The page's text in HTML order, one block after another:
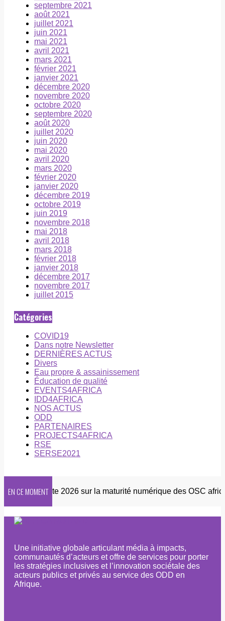
septembre 2021
août 2021
juillet 2021
juin 2021
mai 2021
avril 2021
mars 2021
février 2021
janvier 2021
décembre 2020
novembre 2020
octobre 2020
septembre 2020
août 2020
juillet 2020
juin 2020
mai 2020
avril 2020
mars 2020
février 2020
janvier 2020
décembre 2019
octobre 2019
juin 2019
novembre 2018
mai 2018
avril 2018
mars 2018
février 2018
janvier 2018
décembre 2017
novembre 2017
juillet 2015
Catégories
COVID19
Dans notre Newsletter
DERNIÈRES ACTUS
Divers
Eau propre & assainissement
Éducation de qualité
EVENTS4AFRICA
IDD4AFRICA
NOS ACTUS
ODD
PARTENAIRES
PROJECTS4AFRICA
RSE
SERSE2021
EN CE MOMENT
Enquête 2026 sur la maturité numérique des OSC
Une initiative globale articulant média à impacts,
communautés d’acteurs et offre de services pour porter
les stratégies inclusives et l’innovation sociétale des
acteurs publics et privés au service des ODD en
Afrique.